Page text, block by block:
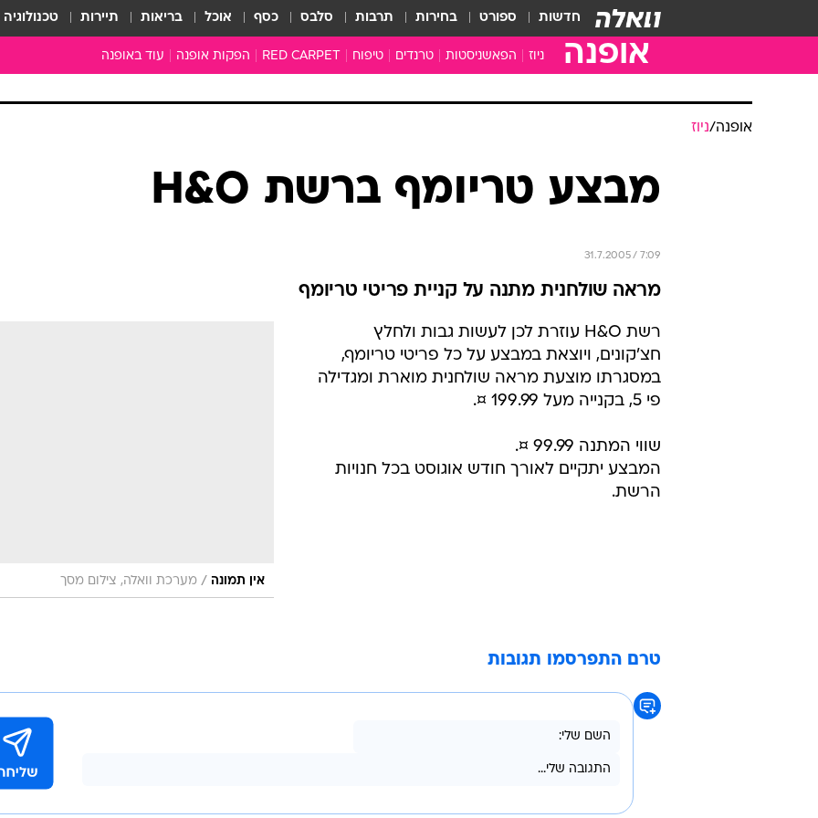
חדשות ספורט בחירות תרבות סלבס כסף אוכל בריאות תיירות טכנולוגיה
אופנה ניוז הפאשניסטות טרנדים טיפוח RED CARPET הפקות אופנה עוד באופנה
כתבו לנו
דוגמנית
אופנה/ניוז
מבצע טריומף ברשת H&O
31.7.2005 / 7:09
מראה שולחנית מתנה על קניית פריטי טריומף
אין תמונה / מערכת וואלה, צילום מסך
רשת H&O עוזרת לכן לעשות גבות ולחלץ
חצ'קונים, ויוצאת במבצע על כל פריטי טריומף,
במסגרתו מוצעת מראה שולחנית מוארת ומגדילה
פי 5, בקנייה מעל 199.99 ¤.
שווי המתנה 99.99 ¤.
המבצע יתקיים לאורך חודש אוגוסט בכל חנויות
הרשת.
טרם התפרסמו תגובות